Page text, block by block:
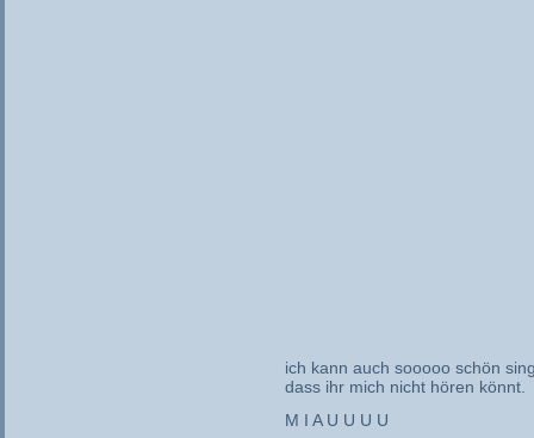
ich kann auch sooooo schön
dass ihr mich nicht hören könnt.
M I A U U U U